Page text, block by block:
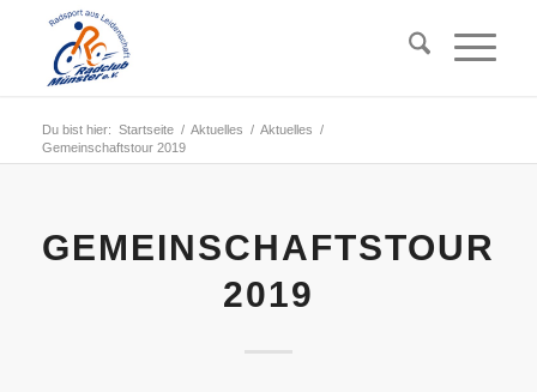
Du bist hier: Startseite / Aktuelles / Aktuelles /
Gemeinschaftstour 2019
GEMEINSCHAFTSTOUR
2019